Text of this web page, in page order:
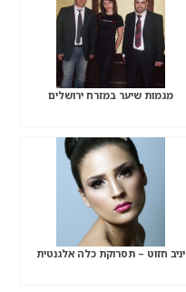
מגמות שיער במזרח ירושלים
יניב חזוט – תסרוקת כלה אלגנטית